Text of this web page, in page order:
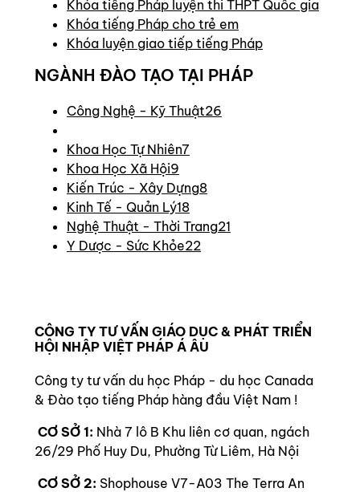
Khóa tiếng Pháp luyện thi THPT Quốc gia
Khóa tiếng Pháp cho trẻ em
Khóa luyện giao tiếp tiếng Pháp
NGÀNH ĐÀO TẠO TẠI PHÁP
Công Nghệ - Kỹ Thuật26
Khoa Học Tự Nhiên7
Khoa Học Xã Hội9
Kiến Trúc - Xây Dựng8
Kinh Tế - Quản Lý18
Nghệ Thuật - Thời Trang21
Y Dược - Sức Khỏe22
CÔNG TY TƯ VẤN GIÁO DỤC & PHÁT TRIỂN
HỘI NHẬP VIỆT PHÁP Á ÂU
Công ty tư vấn du học Pháp - du học Canada
& Đào tạo tiếng Pháp hàng đầu Việt Nam !
CƠ SỞ 1: Nhà 7 lô B Khu liên cơ quan, ngách
26/29 Phố Huy Du, Phường Từ Liêm, Hà Nội
CƠ SỞ 2: Shophouse V7-A03 The Terra An